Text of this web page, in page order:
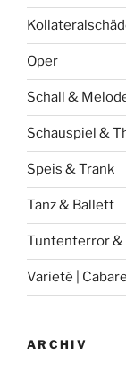
Oper
Schall &
Schauspiel &
Speis & Trank
Tanz & Ballett
Tuntenterror &
Varieté |
ARCHIV